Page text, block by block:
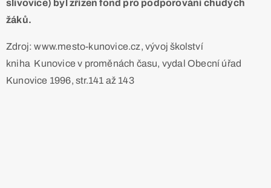
slivovice) byl zřízen fond pro podporování chudých
žáků.
Zdroj: www.mesto-kunovice.cz, vývoj školství
kniha Kunovice v proměnách času, vydal Obecní úřad
Kunovice 1996, str.141 až 143